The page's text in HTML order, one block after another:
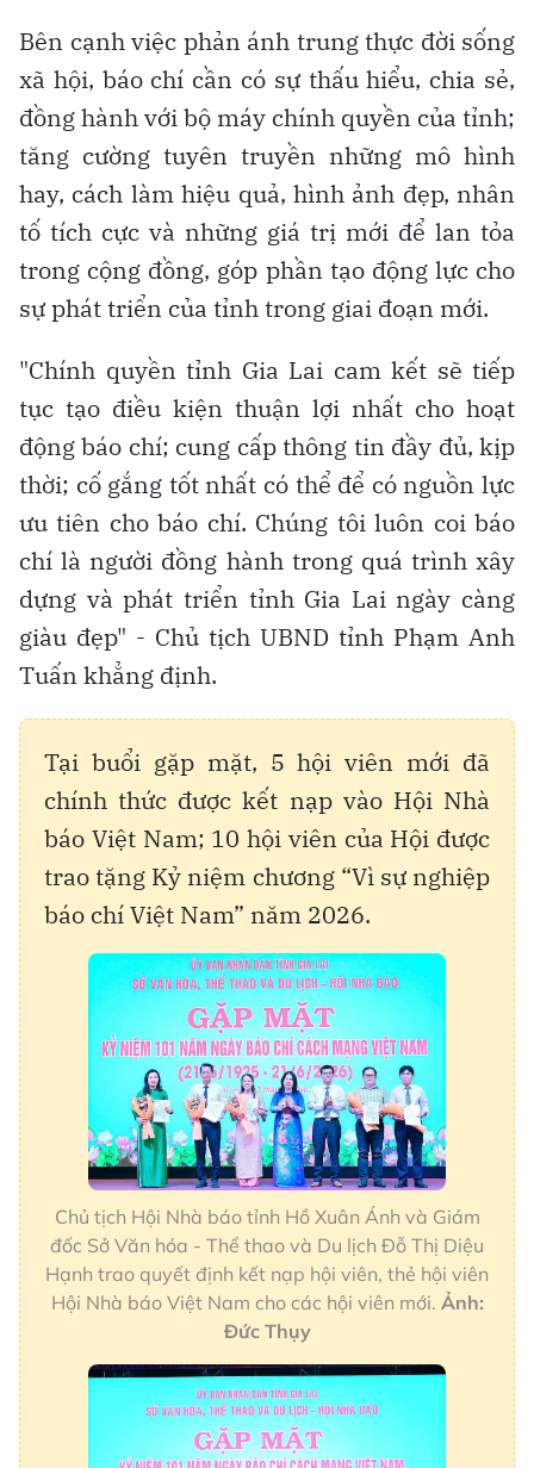
Bên cạnh việc phản ánh trung thực đời sống
xã hội, báo chí cần có sự thấu hiểu, chia sẻ,
đồng hành với bộ máy chính quyền của tỉnh;
tăng cường tuyên truyền những mô hình
hay, cách làm hiệu quả, hình ảnh đẹp, nhân
tố tích cực và những giá trị mới để lan tỏa
trong cộng đồng, góp phần tạo động lực cho
sự phát triển của tỉnh trong giai đoạn mới.
"Chính quyền tỉnh Gia Lai cam kết sẽ tiếp
tục tạo điều kiện thuận lợi nhất cho hoạt
động báo chí; cung cấp thông tin đầy đủ, kịp
thời; cố gắng tốt nhất có thể để có nguồn lực
ưu tiên cho báo chí. Chúng tôi luôn coi báo
chí là người đồng hành trong quá trình xây
dựng và phát triển tỉnh Gia Lai ngày càng
giàu đẹp" - Chủ tịch UBND tỉnh Phạm Anh
Tuấn khẳng định.
Tại buổi gặp mặt, 5 hội viên mới đã
chính thức được kết nạp vào Hội Nhà
báo Việt Nam; 10 hội viên của Hội được
trao tặng Kỷ niệm chương “Vì sự nghiệp
báo chí Việt Nam” năm 2026.
Chủ tịch Hội Nhà báo tỉnh Hồ Xuân Ánh và Giám
đốc Sở Văn hóa - Thể thao và Du lịch Đỗ Thị Diệu
Hạnh trao quyết định kết nạp hội viên, thẻ hội viên
Hội Nhà báo Việt Nam cho các hội viên mới. Ảnh:
Đức Thụy